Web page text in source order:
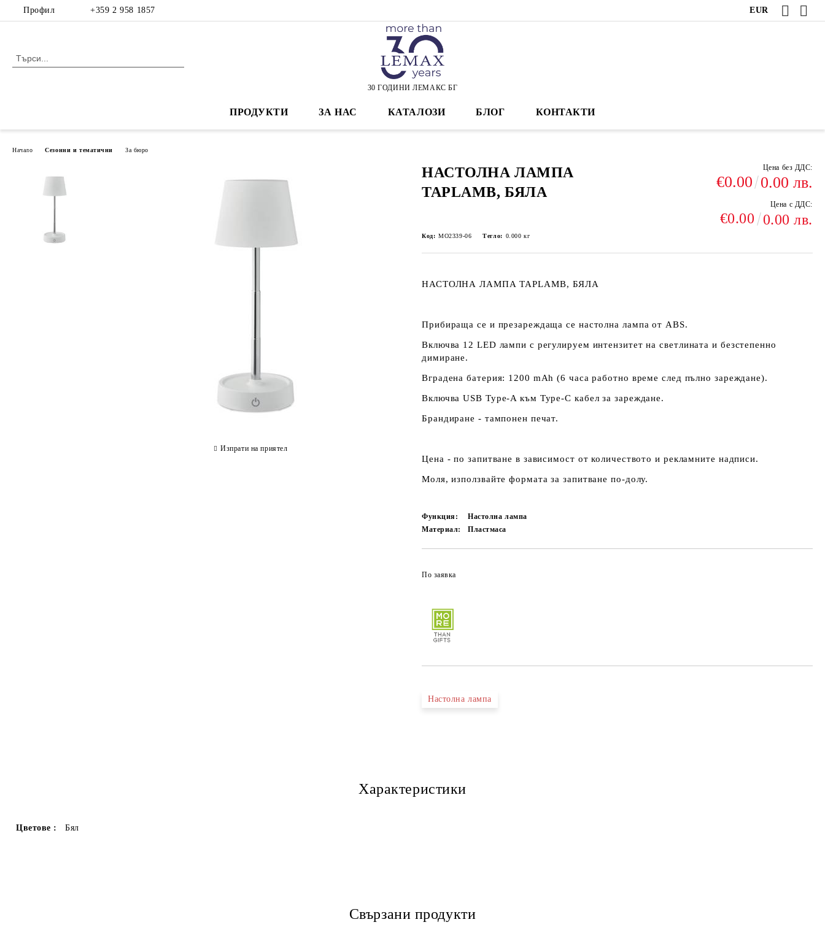
Профил +359 2 958 1857 EUR
30 ГОДИНИ ЛЕМАКС БГ
ПРОДУКТИ ЗА НАС КАТАЛОЗИ БЛОГ КОНТАКТИ
Начало Сезонни и тематични За бюро
НАСТОЛНА ЛАМПА
TAPLAMB, БЯЛА
Цена без ДДС:
€0.00 0.00 лв.
Цена с ДДС:
€0.00 0.00 лв.
Код: MO2339-06 Тегло: 0.000 кг
НАСТОЛНА ЛАМПА TAPLAMB, БЯЛА
Прибираща се и презареждаща се настолна лампа от ABS.
Включва 12 LED лампи с регулируем интензитет на светлината и безстепенно
димиране.
Вградена батерия: 1200 mAh (6 часа работно време след пълно зареждане).
Включва USB Type-A към Type-C кабел за зареждане.
Брандиране - тампонен печат.
Цена - по запитване в зависимост от количеството и рекламните надписи.
Моля, използвайте формата за запитване по-долу.
Функция:
Настолна лампа
Материал:
Пластмаса
По заявка
Настолна лампа
Изпрати на приятел
Характеристики
Цветове : Бял
Свързани продукти